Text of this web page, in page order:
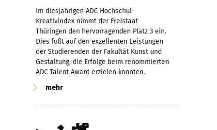
Im diesjährigen ADC Hochschul-
Kreativindex nimmt der Freistaat
Thüringen den hervorragenden Platz 3 ein.
Dies fußt auf den exzellenten Leistungen
der Studierenden der Fakultät Kunst und
Gestaltung, die Erfolge beim renommierten
ADC Talent Award erzielen konnten.
mehr